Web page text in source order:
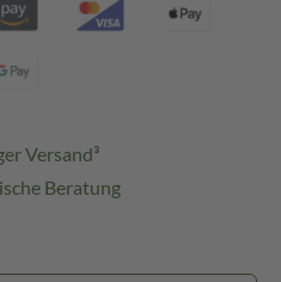
Versand³
Beratung